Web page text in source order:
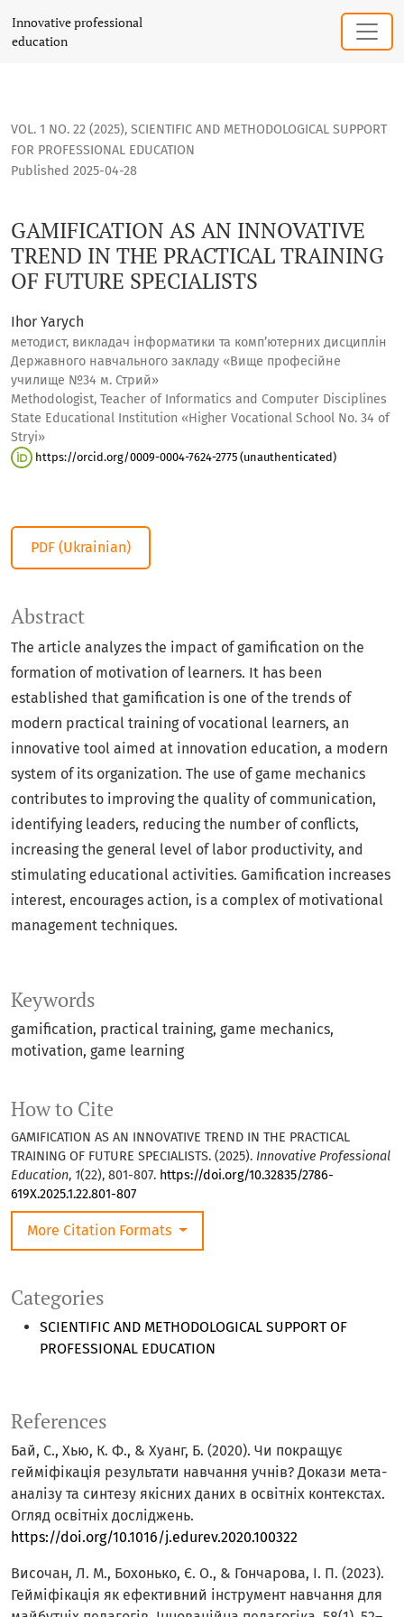
GAMIFICATION AS AN INNOVATIVE TREND IN THE PRACTICAL
Innovative professional
education
VOL. 1 NO. 22 (2025), SCIENTIFIC AND METHODOLOGICAL SUPPORT
FOR PROFESSIONAL EDUCATION
GAMIFICATION AS AN INNOVATIVE
TREND IN THE PRACTICAL TRAINING
OF FUTURE SPECIALISTS
Published 2025-04-28
Ihor Yarych
методист, викладач інформатики та комп’ютерних дисциплін
Державного навчального закладу «Вище професійне
училище №34 м. Стрий»
Methodologist, Teacher of Informatics and Computer Disciplines
State Educational Institution «Higher Vocational School No. 34 of
Stryi»
https://orcid.org/0009-0004-7624-2775 (unauthenticated)
PDF (Ukrainian)
Keywords
gamification, practical training, game mechanics,
motivation, game learning
Categories
SCIENTIFIC AND METHODOLOGICAL SUPPORT OF
PROFESSIONAL EDUCATION
How to Cite
GAMIFICATION AS AN INNOVATIVE TREND IN THE PRACTICAL
TRAINING OF FUTURE SPECIALISTS. (2025). Innovative Professional
Education, 1(22), 801-807. https://doi.org/10.32835/2786-
619X.2025.1.22.801-807
More Citation Formats
Abstract
The article analyzes the impact of gamification on the
formation of motivation of learners. It has been
established that gamification is one of the trends of
modern practical training of vocational learners, an
innovative tool aimed at innovation education, a modern
system of its organization. The use of game mechanics
contributes to improving the quality of communication,
identifying leaders, reducing the number of conflicts,
increasing the general level of labor productivity, and
stimulating educational activities. Gamification increases
interest, encourages action, is a complex of motivational
management techniques.
References
Бай, С., Хью, К. Ф., & Хуанг, Б. (2020). Чи покращує
гейміфікація результати навчання учнів? Докази мета-
аналізу та синтезу якісних даних в освітніх контекстах.
Oгляд освітніх досліджень.
https://doi.org/10.1016/j.edurev.2020.100322
Височан, Л. М., Бохонько, Є. О., & Гончарова, І. П. (2023).
Гейміфікація як ефективний інструмент навчання для